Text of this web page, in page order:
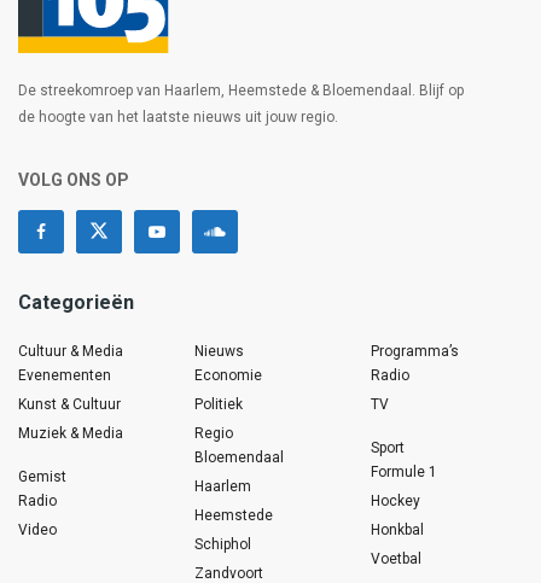
De streekomroep van Haarlem, Heemstede & Bloemendaal. Blijf op
de hoogte van het laatste nieuws uit jouw regio.
VOLG ONS OP
Categorieën
Cultuur & Media
Evenementen
Kunst & Cultuur
Muziek & Media
Gemist
Radio
Video
Nieuws
Economie
Politiek
Regio
Bloemendaal
Haarlem
Heemstede
Schiphol
Zandvoort
Programma’s
Radio
TV
Sport
Formule 1
Hockey
Honkbal
Voetbal